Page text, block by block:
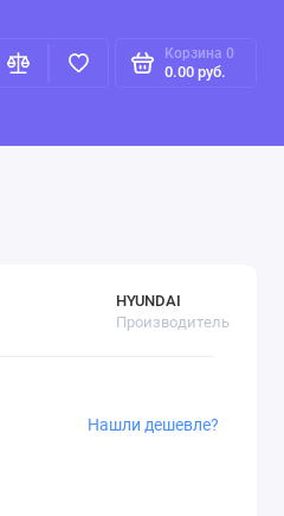
Корзина 0
0.00 руб.
HYUNDAI
Производитель
Нашли дешевле?